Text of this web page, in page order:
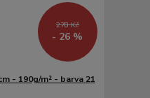
278 Kč
- 26 %
- 190g/m² - barva 21